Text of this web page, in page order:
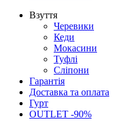
Взуття
Черевики
Кеди
Мокасини
Туфлі
Сліпони
Гарантія
Доставка та оплата
Гурт
OUTLET -90%